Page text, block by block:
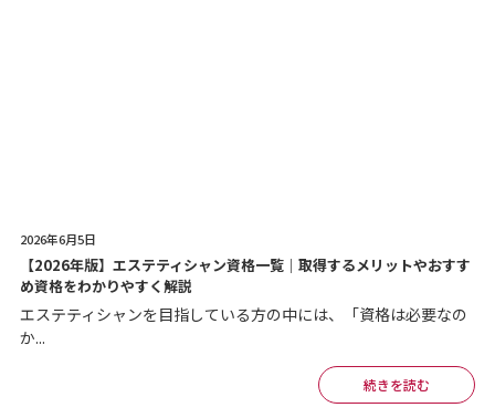
2026年6月5日
【2026年版】エステティシャン資格一覧｜取得するメリットやおすす
め資格をわかりやすく解説
エステティシャンを目指している方の中には、「資格は必要なの
か...
続きを読む